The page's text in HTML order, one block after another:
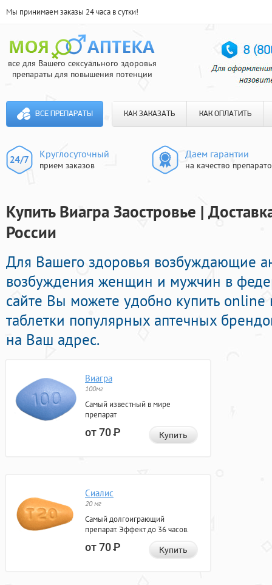
Мы принимаем заказы 24 часа в сутки!
все для Вашего сексуального здоровья
препараты для повышения потенции
ВСЕ ПРЕПАРАТЫ КАК ЗАКАЗАТЬ КАК ОПЛАТИТЬ
Круглосуточный
прием заказов
Даем гарантии
на качество
Купить Виагра Заостровье |
России
Для Вашего здоровья возбуждающие
возбуждения женщин и мужчин в
сайте Вы можете удобно купить online
таблетки популярных аптечных
на Ваш адрес.
Виагра
100мг
Самый известный в мире
препарат
от 70Р Купить
Сиалис
20 мг
Самый долгоиграющий
препарат. Эффект до 36 часов.
от 70Р Купить